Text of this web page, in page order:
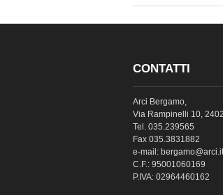
CONTATTI
Arci Bergamo,
Via Rampinelli 10,
Tel. 035.239565
Fax 035.3831882
e-mail: bergamo@arci.it
C.F.: 95001060169
P.IVA: 02964460162